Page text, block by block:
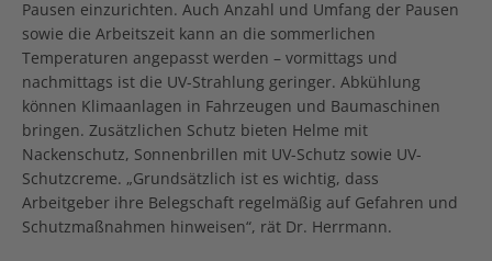
Pausen einzurichten. Auch Anzahl und Umfang der Pausen
sowie die Arbeitszeit kann an die sommerlichen
Temperaturen angepasst werden – vormittags und
nachmittags ist die UV-Strahlung geringer. Abkühlung
können Klimaanlagen in Fahrzeugen und Baumaschinen
bringen. Zusätzlichen Schutz bieten Helme mit
Nackenschutz, Sonnenbrillen mit UV-Schutz sowie UV-
Schutzcreme. „Grundsätzlich ist es wichtig, dass
Arbeitgeber ihre Belegschaft regelmäßig auf Gefahren und
Schutzmaßnahmen hinweisen“, rät Dr. Herrmann.